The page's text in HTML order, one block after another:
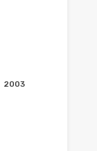
2003